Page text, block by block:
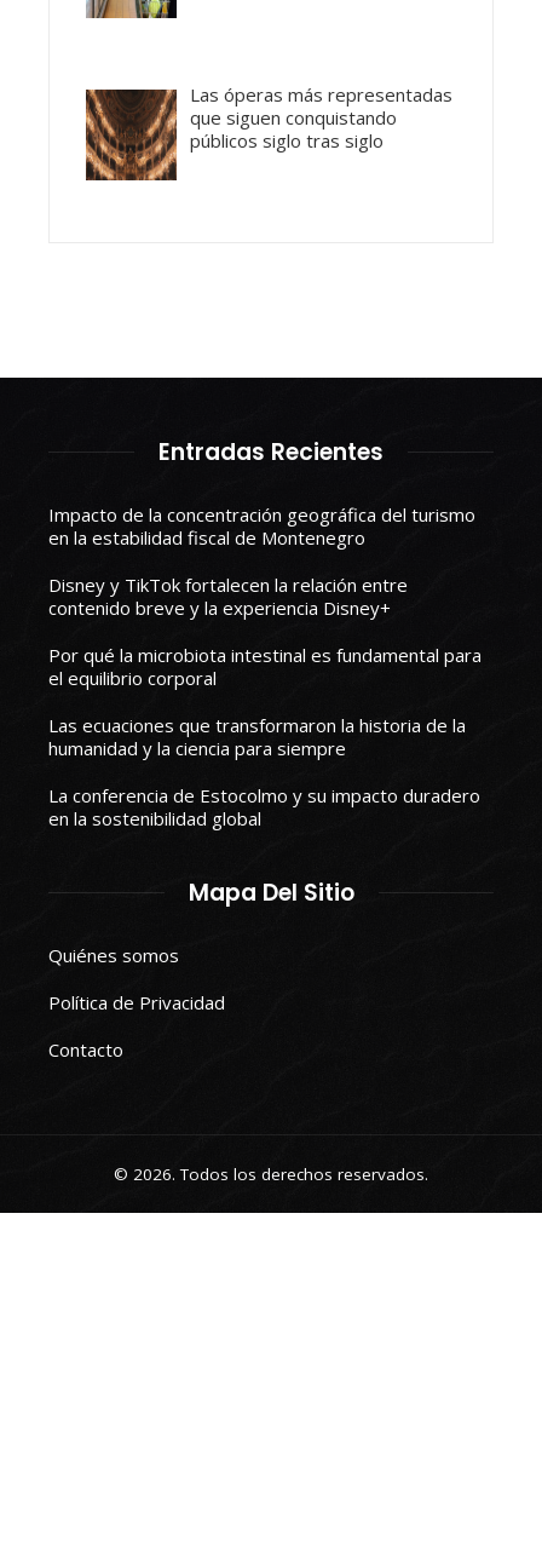
Las óperas más representadas
que siguen conquistando
públicos siglo tras siglo
Entradas Recientes
Impacto de la concentración geográfica del turismo
en la estabilidad fiscal de Montenegro
Disney y TikTok fortalecen la relación entre
contenido breve y la experiencia Disney+
Por qué la microbiota intestinal es fundamental para
el equilibrio corporal
Las ecuaciones que transformaron la historia de la
humanidad y la ciencia para siempre
La conferencia de Estocolmo y su impacto duradero
en la sostenibilidad global
Mapa Del Sitio
Quiénes somos
Política de Privacidad
Contacto
© 2026. Todos los derechos reservados.